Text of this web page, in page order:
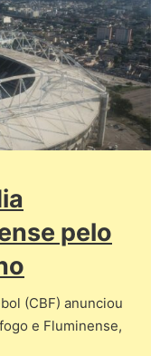
pelo
(CBF) anunciou
e Fluminense,